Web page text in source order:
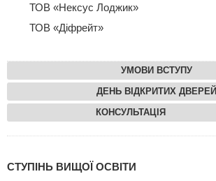
ТОВ «Нексус Лоджик»
ТОВ «Діфрейт»
УМОВИ ВСТУПУ
ДЕНЬ ВІДКРИТИХ ДВЕРЕЙ
КОНСУЛЬТАЦІЯ
СТУПІНЬ ВИЩОЇ ОСВІТИ